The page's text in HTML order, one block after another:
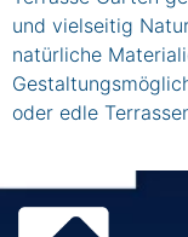
und vielseitig
natürliche
oder edle